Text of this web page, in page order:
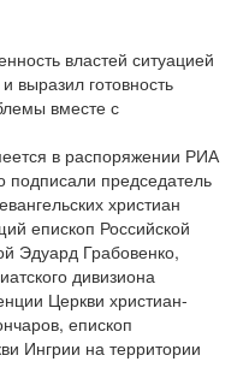
властей ситуацией
выразил готовность
вместе с
в распоряжении РИА
подписали председатель
христиан
епископ Российской
Эдуард Грабовенко,
дивизиона
Церкви христиан-
епископ
Ингрии на территории